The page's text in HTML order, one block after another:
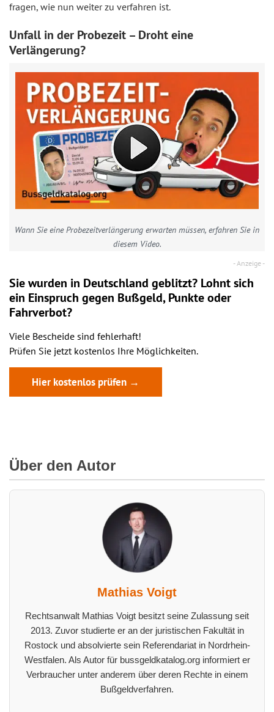
fragen, wie nun weiter zu verfahren ist.
Unfall in der Probezeit – Droht eine
Verlängerung?
Wann Sie eine Probezeitverlängerung erwarten müssen, erfahren Sie in
diesem Video.
Sie wurden in Deutschland geblitzt? Lohnt sich
ein Einspruch gegen Bußgeld, Punkte oder
Fahrverbot?
Viele Bescheide sind fehlerhaft!
Prüfen Sie jetzt kostenlos Ihre Möglichkeiten.
Hier kostenlos prüfen →
Über den Autor
Mathias Voigt
Rechtsanwalt Mathias Voigt besitzt seine Zulassung seit
2013. Zuvor studierte er an der juristischen Fakultät in
Rostock und absolvierte sein Referendariat in Nordrhein-
Westfalen. Als Autor für bussgeldkatalog.org informiert er
Verbraucher unter anderem über deren Rechte in einem
Bußgeldverfahren.